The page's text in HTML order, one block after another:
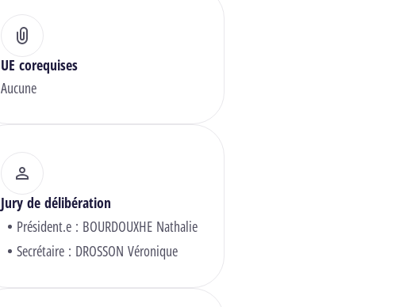
UE corequises
Aucune
Jury de délibération
Président.e : BOURDOUXHE Nathalie
Secrétaire : DROSSON Véronique